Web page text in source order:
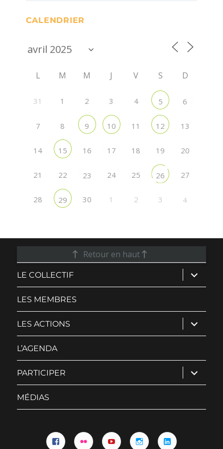
CALENDRIER
L M M J V S D
31 1 2 3 4 5 6
7 8 9 10 11 12 13
14 15 16 17 18 19 20
21 22 23 24 25 26 27
28 29 30 1 2 3 4
Retour en haut
LE COLLECTIF ouvrir
le
sous-
LES MEMBRES
LES ACTIONS ouvrir
le
sous-
L’AGENDA
PARTICIPER ouvrir
le
sous-
MÉDIAS